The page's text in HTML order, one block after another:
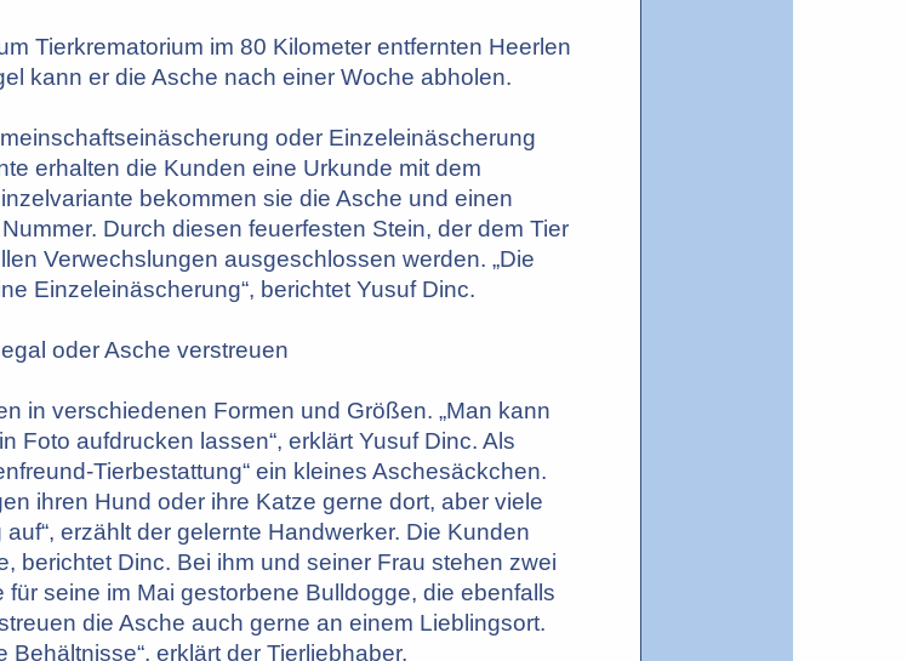
Tierkrematorium im 80 Kilometer entfernten Heerlen
kann er die Asche nach einer Woche abholen.
oder Einzeleinäscherung
erhalten die Kunden eine Urkunde mit dem
bekommen sie die Asche und einen
Durch diesen feuerfesten Stein, der dem Tier
Verwechslungen ausgeschlossen werden. „Die
Einzeleinäscherung“, berichtet Yusuf Dinc.
oder Asche verstreuen
in verschiedenen Formen und Größen. „Man kann
Foto aufdrucken lassen“, erklärt Yusuf Dinc. Als
Tierbestattung“ ein kleines Aschesäckchen.
ihren Hund oder ihre Katze gerne dort, aber viele
erzählt der gelernte Handwerker. Die Kunden
berichtet Dinc. Bei ihm und seiner Frau stehen zwei
seine im Mai gestorbene Bulldogge, die ebenfalls
die Asche auch gerne an einem Lieblingsort.
Behältnisse“, erklärt der Tierliebhaber.